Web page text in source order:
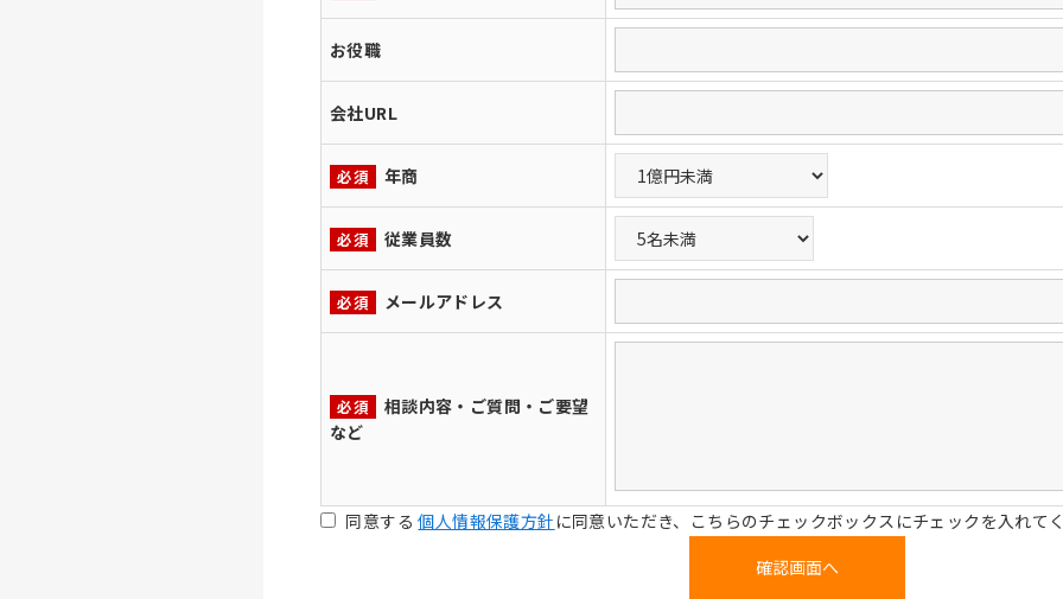
お役職
会社URL
必須 年商
必須 従業員数
必須 メールアドレス
必須
相談内容・ご質問・ご要望
など
同意する 個人情報保護方針 に同意いただき、こちらのチェックボックスにチェックを入れてく